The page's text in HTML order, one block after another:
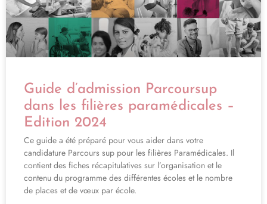
Guide d’admission Parcoursup
dans les filières paramédicales –
Edition 2024
Ce guide a été préparé pour vous aider dans votre
candidature Parcours sup pour les filières Paramédicales. Il
contient des fiches récapitulatives sur l’organisation et le
contenu du programme des différentes écoles et le nombre
de places et de vœux par école.